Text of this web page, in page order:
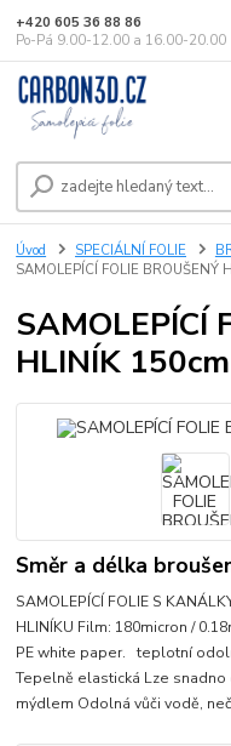
+420 605 36 88 86
Po-Pá 9.00-12.00 a 16.00-20.00
Úvod SPECIÁLNÍ FOLIE
SAMOLEPÍCÍ FOLIE BROUŠENÝ
SAMOLEPÍCÍ
HLINÍK
Směr a délka
SAMOLEPÍCÍ FOLIE S
HLINÍKU Film: 180micron /
PE white paper. teplotní
Tepelně elastická Lze
mýdlem Odolná vůči vodě,